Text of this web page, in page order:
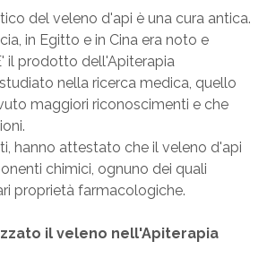
del veleno d'api è una cura antica.
in Egitto e in Cina era noto e
il prodotto dell'Apiterapia
nella ricerca medica, quello
maggiori riconoscimenti e che
hanno attestato che il veleno d'api
chimici, ognuno dei quali
proprietà farmacologiche.
il veleno nell'Apiterapia